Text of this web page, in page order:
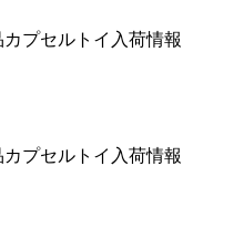
カプセルトイ入荷情報
カプセルトイ入荷情報